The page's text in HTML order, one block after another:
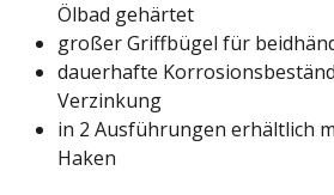
Ölbad gehärtet
großer Griffbügel für
dauerhafte
Verzinkung
in 2 Ausführungen erhältlich
Haken